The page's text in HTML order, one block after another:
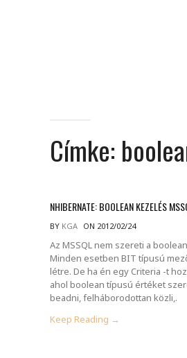
Címke:
NHIBERNATE: BOOLEAN KEZELÉS
BY KGA ON 2012/02/24
Az MSSQL nem szereti a
Minden esetben BIT típusú
létre. De ha én egy Criteria -t
ahol boolean típusú értéket
beadni, felháborodottan közli,.
Keep Reading →